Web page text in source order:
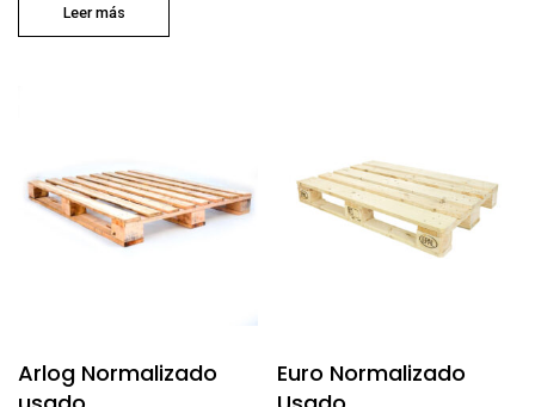
Leer más
Arlog Normalizado
Euro Normalizado